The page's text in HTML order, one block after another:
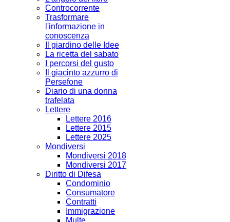
Controcorrente
Trasformare
l'informazione in
conoscenza
Il giardino delle Idee
La ricetta del sabato
I percorsi del gusto
Il giacinto azzurro di
Persefone
Diario di una donna
trafelata
Lettere
Lettere 2016
Lettere 2015
Lettere 2025
Mondiversi
Mondiversi 2018
Mondiversi 2017
Diritto di Difesa
Condominio
Consumatore
Contratti
Immigrazione
Multe